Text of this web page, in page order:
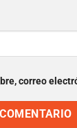
correo